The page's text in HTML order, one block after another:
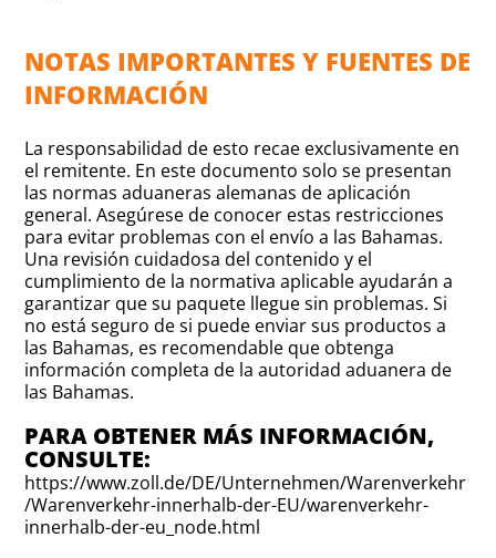
NOTAS IMPORTANTES Y FUENTES DE
INFORMACIÓN
La responsabilidad de esto recae exclusivamente en
el remitente. En este documento solo se presentan
las normas aduaneras alemanas de aplicación
general. Asegúrese de conocer estas restricciones
para evitar problemas con el envío a las Bahamas.
Una revisión cuidadosa del contenido y el
cumplimiento de la normativa aplicable ayudarán a
garantizar que su paquete llegue sin problemas. Si
no está seguro de si puede enviar sus productos a
las Bahamas, es recomendable que obtenga
información completa de la autoridad aduanera de
las Bahamas.
PARA OBTENER MÁS INFORMACIÓN,
CONSULTE:
https://www.zoll.de/DE/Unternehmen/Warenverkehr
/Warenverkehr-innerhalb-der-EU/warenverkehr-
innerhalb-der-eu_node.html